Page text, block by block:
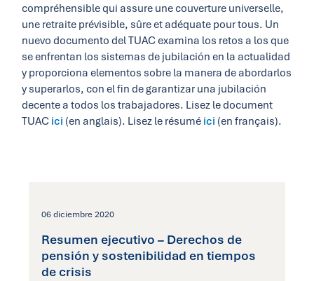
compréhensible qui assure une couverture universelle,
une retraite prévisible, sûre et adéquate pour tous. Un
nuevo documento del TUAC examina los retos a los que
se enfrentan los sistemas de jubilación en la actualidad
y proporciona elementos sobre la manera de abordarlos
y superarlos, con el fin de garantizar una jubilación
decente a todos los trabajadores. Lisez le document
TUAC ici (en anglais). Lisez le résumé ici (en français).
06 diciembre 2020
Resumen ejecutivo – Derechos de
pensión y sostenibilidad en tiempos
de crisis